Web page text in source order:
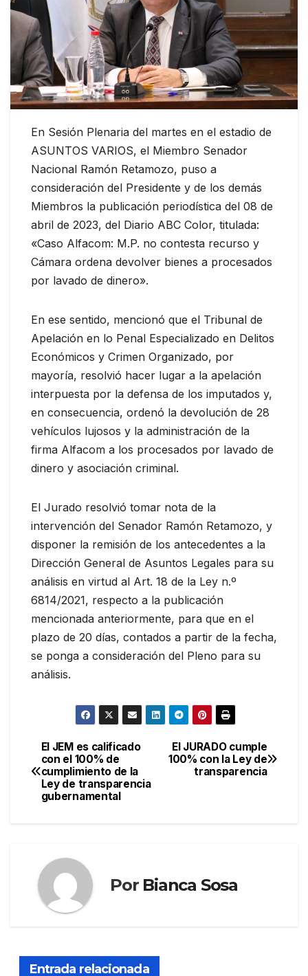
En Sesión Plenaria del martes en el estadio de
ASUNTOS VARIOS, el Miembro Senador
Nacional Ramón Retamozo, puso a
consideración del Presidente y de los demás
Miembros la publicación periodística del 08 de
abril de 2023, del Diario ABC Color, titulada:
«Caso Alfacom: M.P. no contesta recurso y
Cámara ordena devolver bienes a procesados
por lavado de dinero».
En ese sentido, mencionó que el Tribunal de
Apelación en lo Penal Especializado en Delitos
Económicos y Crimen Organizado, por
mayoría, resolvió hacer lugar a la apelación
interpuesta por la defensa de los imputados y,
en consecuencia, ordenó la devolución de 28
vehículos lujosos y la administración de la
firma Alfacom a los procesados por lavado de
dinero y asociación criminal.
El Jurado resolvió tomar nota de la
intervención del Senador Ramón Retamozo, y
disponer la remisión de los antecedentes a la
Dirección General de Asuntos Legales para su
análisis en virtud al Art. 18 de la Ley n.º
6814/2021, respecto a la publicación
mencionada anteriormente, para que en el
plazo de 20 días, contados a partir de la fecha,
se ponga a consideración del Pleno para su
análisis.
Navegación
de
entradas
El JURADO cumple
100% con la Ley de
transparencia
El JEM es calificado
con el 100% de
cumplimiento de la
Ley de transparencia
gubernamental
Por Bianca Sosa
Entrada relacionada